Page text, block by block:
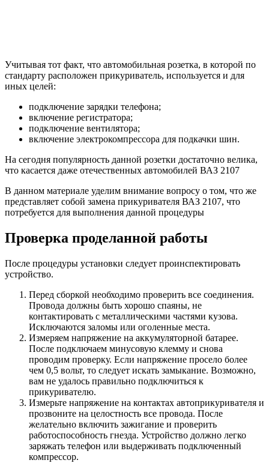
Учитывая тот факт, что автомобильная розетка, в которой по
стандарту расположен прикуриватель, используется и для
иных целей:
подключение зарядки телефона;
включение регистратора;
подключение вентилятора;
включение электрокомпрессора для подкачки шин.
На сегодня популярность данной розетки достаточно велика,
что касается даже отечественных автомобилей ВАЗ 2107
В данном материале уделим внимание вопросу о том, что же
представляет собой замена прикуривателя ВАЗ 2107, что
потребуется для выполнения данной процедуры
Проверка проделанной работы
После процедуры установки следует проинспектировать
устройство.
Перед сборкой необходимо проверить все соединения.
Провода должны быть хорошо спаяны, не
контактировать с металлическими частями кузова.
Исключаются заломы или оголенные места.
Измеряем напряжение на аккумуляторной батарее.
После подключаем минусовую клемму и снова
проводим проверку. Если напряжение просело более
чем 0,5 вольт, то следует искать замыкание. Возможно,
вам не удалось правильно подключиться к
прикуривателю.
Измерьте напряжение на контактах автоприкуривателя и
прозвоните на целостность все провода. После
желательно включить зажигание и проверить
работоспособность гнезда. Устройство должно легко
заряжать телефон или выдерживать подключенный
компрессор.